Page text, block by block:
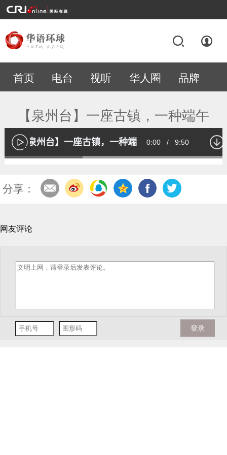
首页 电台 视听 华人圈 品牌
专题
【泉州台】一座古镇，一种端午
播
放
【泉州台】一座古镇，一种端午 Current
0:00 / Duration
9:50
Loaded:
分享：
网友评论
登录